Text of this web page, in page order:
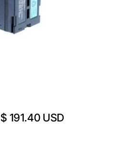
$ 191.40 USD